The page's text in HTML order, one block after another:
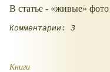
В статье - живые
Комментарии: 3
Книги